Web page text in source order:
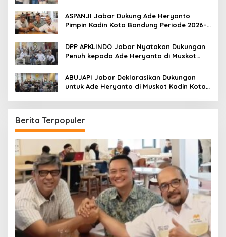
ASPANJI Jabar Dukung Ade Heryanto
Pimpin Kadin Kota Bandung Periode 2026–
DPP APKLINDO Jabar Nyatakan Dukungan
Penuh kepada Ade Heryanto di Muskot
ABUJAPI Jabar Deklarasikan Dukungan
untuk Ade Heryanto di Muskot Kadin Kota
Berita Terpopuler